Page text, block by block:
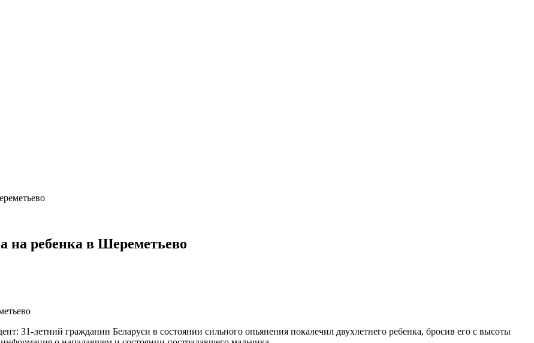
на ребенка в Шереметьево
31-летний гражданин Беларуси в состоянии сильного опьянения покалечил двухлетнего ребенка, бросив его с высоты